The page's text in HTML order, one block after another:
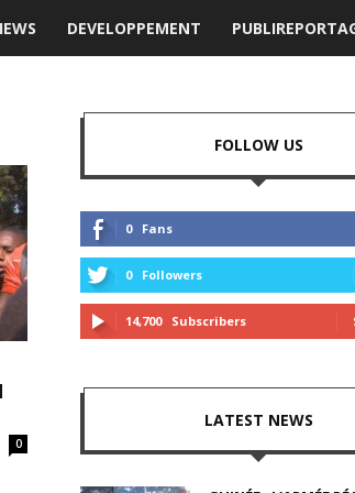
DEVELOPPEMENT
0
FOLLOW US
0 Fans
0 Followers
14,700 Subscribers
LATEST NEWS